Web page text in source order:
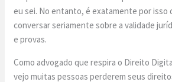
eu sei. No entanto, é exatamente por isso
conversar seriamente sobre a validade
e provas.
Como advogado que respira o Direito
vejo muitas pessoas perderem seus